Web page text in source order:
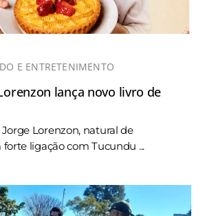
E ENTRETENIMENTO
lança novo livro de
Lorenzon, natural de
ligação com Tucundu ...